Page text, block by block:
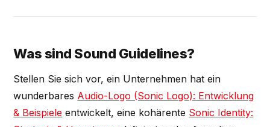
Was sind Sound Guidelines?
Stellen Sie sich vor, ein Unternehmen hat ein
wunderbares Audio-Logo (Sonic Logo): Entwicklung
& Beispiele entwickelt, eine kohärente Sonic Identity: